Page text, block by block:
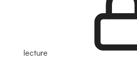
lecture